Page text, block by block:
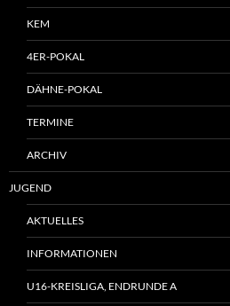
KEM
4ER-POKAL
DÄHNE-POKAL
TERMINE
ARCHIV
JUGEND
AKTUELLES
INFORMATIONEN
U16-KREISLIGA, ENDRUNDE A